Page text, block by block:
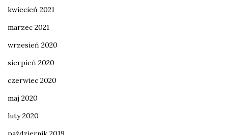
kwiecień 2021
marzec 2021
wrzesień 2020
sierpień 2020
czerwiec 2020
maj 2020
luty 2020